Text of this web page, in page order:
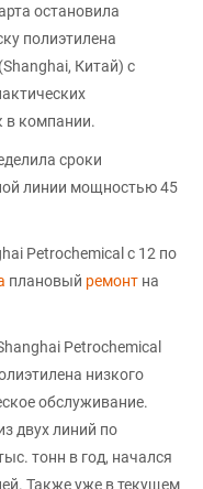
остановила
полиэтилена
Китай) с
в компании.
сроки
линии мощностью 45
Petrochemical с 12 по
плановый ремонт на
Petrochemical
низкого
обслуживание.
двух линий по
тонн в год, начался
Также уже в текущем